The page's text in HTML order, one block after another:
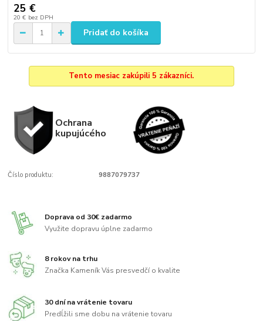
25 €
20 € bez DPH
Pridať do košíka
Tento mesiac zakúpili 5 zákazníci.
Ochrana
kupujúcého
Číslo produktu: 9887079737
Doprava od 30€ zadarmo
Využite dopravu úplne zadarmo
8 rokov na trhu
Značka Kameník Vás presvedčí o kvalite
30 dní na vrátenie tovaru
Predĺžili sme dobu na vrátenie tovaru